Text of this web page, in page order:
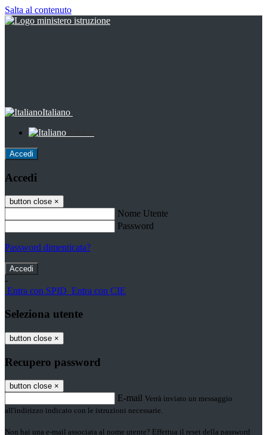
Salta al contenuto
Italiano
Accedi
Accedi
button close ×
Nome Utente
Password
Password dimenticata?
-
Entra con SPID Entra con CIE
Seleziona utente
button close ×
Recupero password
button close ×
E-mail Verrà inviato un messaggio
all'indirizzo indicato con le istruzioni necessarie.
Non hai una e-mail associata al nome utente? Effettua il reset della password